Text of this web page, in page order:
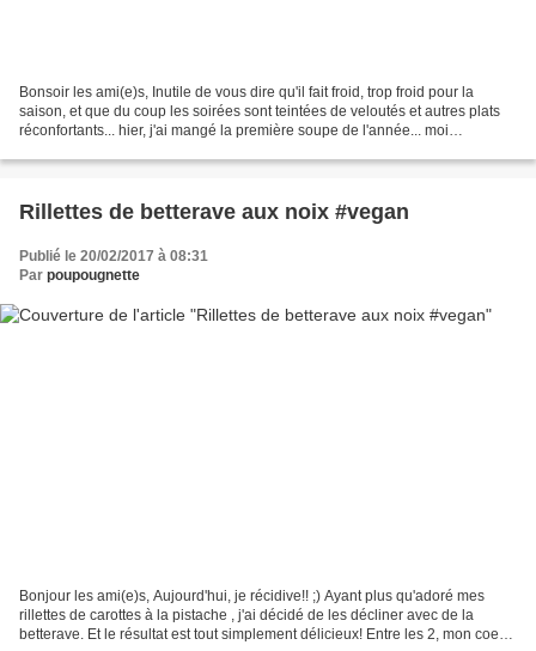
Bonsoir les ami(e)s, Inutile de vous dire qu'il fait froid, trop froid pour la
saison, et que du coup les soirées sont teintées de veloutés et autres plats
réconfortants... hier, j'ai mangé la première soupe de l'année... moi
Rillettes de betterave aux noix #vegan
Publié le 20/02/2017 à 08:31
Par poupougnette
Bonjour les ami(e)s, Aujourd'hui, je récidive!! ;) Ayant plus qu'adoré mes
rillettes de carottes à la pistache , j'ai décidé de les décliner avec de la
betterave. Et le résultat est tout simplement délicieux! Entre les 2, mon coeur